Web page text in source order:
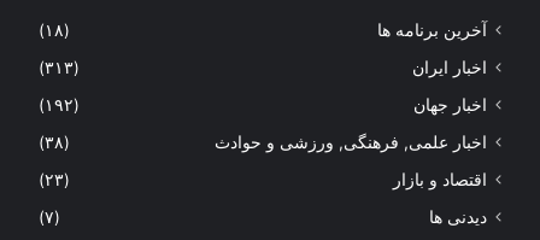
آخرین برنامه ها
(۱۸)
اخبار ایران
(۳۱۳)
اخبار جهان
(۱۹۲)
اخبار علمی, فرهنگی, ورزشی و حوادث
(۳۸)
اقتصاد و بازار
(۲۳)
دیدنی ها
(۷)